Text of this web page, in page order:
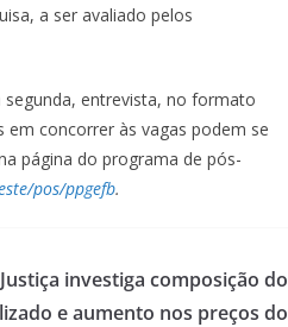
a ser avaliado pelos
segunda, entrevista, no formato
concorrer às vagas podem se
página do programa de pós-
pos/ppgefb.
investiga composição do
e aumento nos preços do